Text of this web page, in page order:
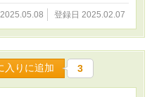
登録日 2025.02.07
入りに追加 3